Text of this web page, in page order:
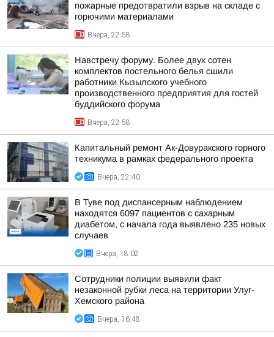
пожарные предотвратили взрыв на складе с
горючими материалами
Вчера, 22:58
Навстречу форуму. Более двух сотен
комплектов постельного белья сшили
работники Кызылского учебного
производственного предприятия для гостей
буддийского форума
Вчера, 22:58
Капитальный ремонт Ак-Довуракского горного
техникума в рамках федерального проекта
Вчера, 22:40
В Туве под диспансерным наблюдением
находятся 6097 пациентов с сахарным
диабетом, с начала года выявлено 235 новых
случаев
Вчера, 18:02
Сотрудники полиции выявили факт
незаконной рубки леса на территории Улуг-
Хемского района
Вчера, 16:48